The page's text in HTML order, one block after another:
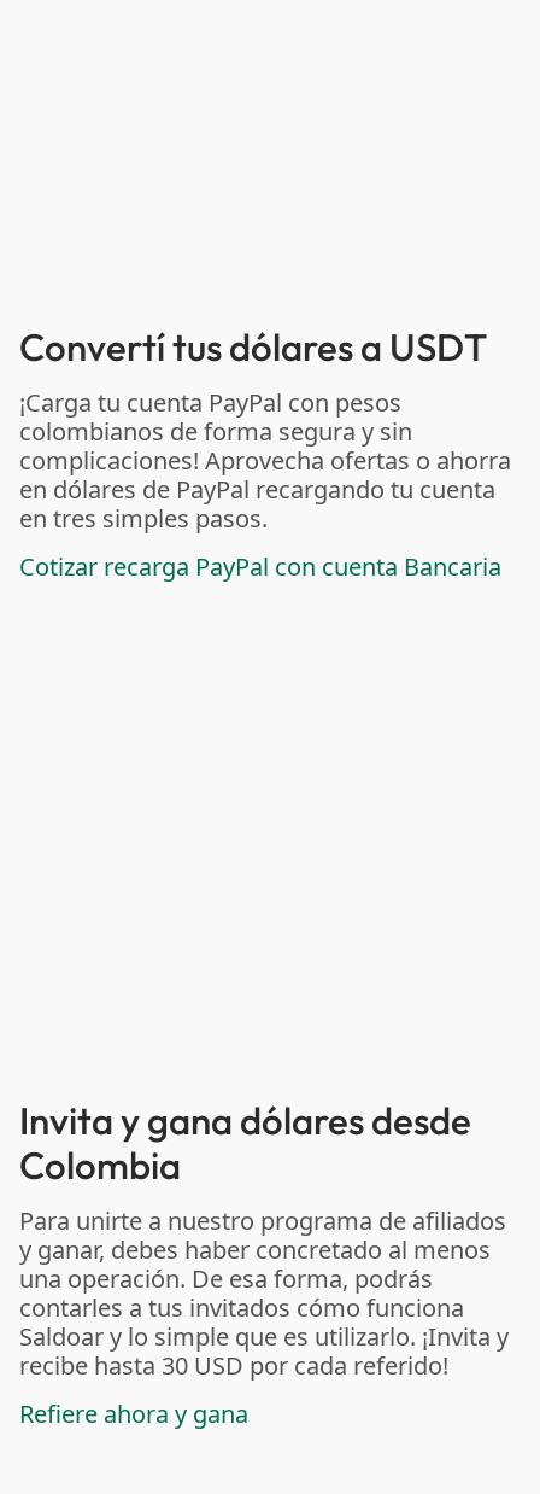
Convertí tus dólares a USDT
¡Carga tu cuenta PayPal con pesos
colombianos de forma segura y sin
complicaciones! Aprovecha ofertas o ahorra
en dólares de PayPal recargando tu cuenta
en tres simples pasos.
Cotizar recarga PayPal con cuenta Bancaria
Invita y gana dólares desde
Colombia
Para unirte a nuestro programa de afiliados
y ganar, debes haber concretado al menos
una operación. De esa forma, podrás
contarles a tus invitados cómo funciona
Saldoar y lo simple que es utilizarlo. ¡Invita y
recibe hasta 30 USD por cada referido!
Refiere ahora y gana